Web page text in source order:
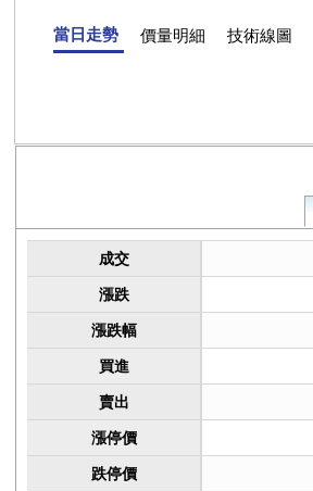
當日走勢 價量明細 技術線圖